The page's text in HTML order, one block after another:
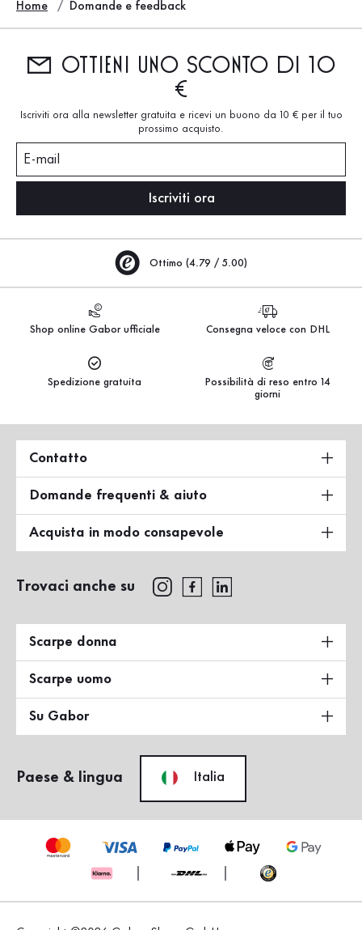
Home Domande e feedback
Ottieni uno sconto di 10
€
Iscriviti ora alla newsletter gratuita e ricevi un buono da 10 € per il tuo
prossimo acquisto.
Iscriviti ora
Ottimo (4.79 / 5.00)
Shop online Gabor ufficiale Consegna veloce con DHL
Spedizione gratuita
Possibilità di reso entro 14
giorni
Contatto
Domande frequenti & aiuto
Acquista in modo consapevole
Trovaci anche su
Scarpe donna
Scarpe uomo
Su Gabor
Paese & lingua Italia